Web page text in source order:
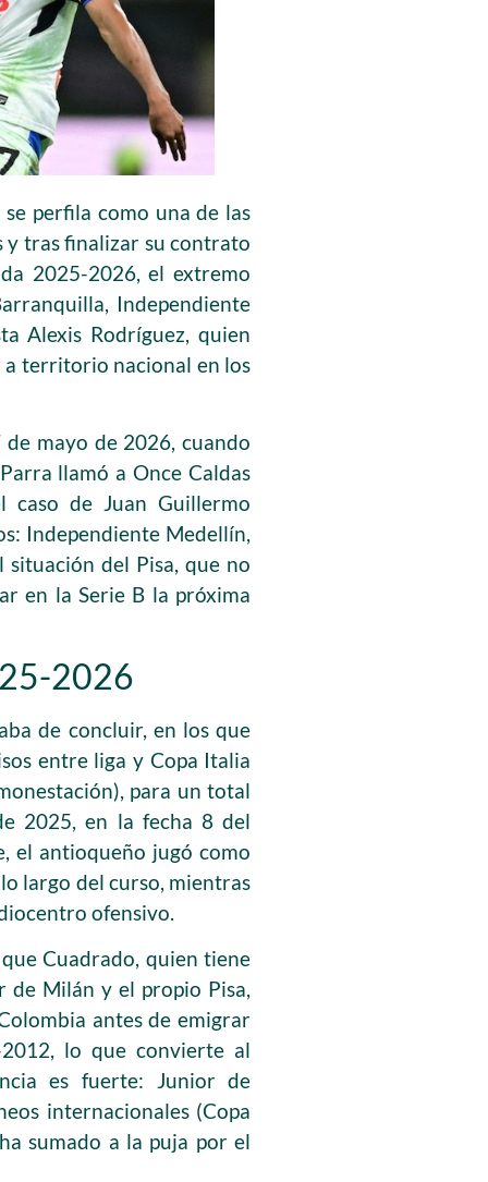
perfila como una de las
y tras finalizar su contrato
2025-2026, el extremo
Independiente
Alexis Rodríguez, quien
a territorio nacional en los
mayo de 2026, cuando
llamó a Once Caldas
caso de Juan Guillermo
Independiente Medellín,
del Pisa, que no
en la Serie B la próxima
2026
de concluir, en los que
entre liga y Copa Italia
para un total
2025, en la fecha 8 del
el antioqueño jugó como
largo del curso, mientras
ofensivo.
Cuadrado, quien tiene
de Milán y el propio Pisa,
antes de emigrar
lo que convierte al
es fuerte: Junior de
internacionales (Copa
sumado a la puja por el